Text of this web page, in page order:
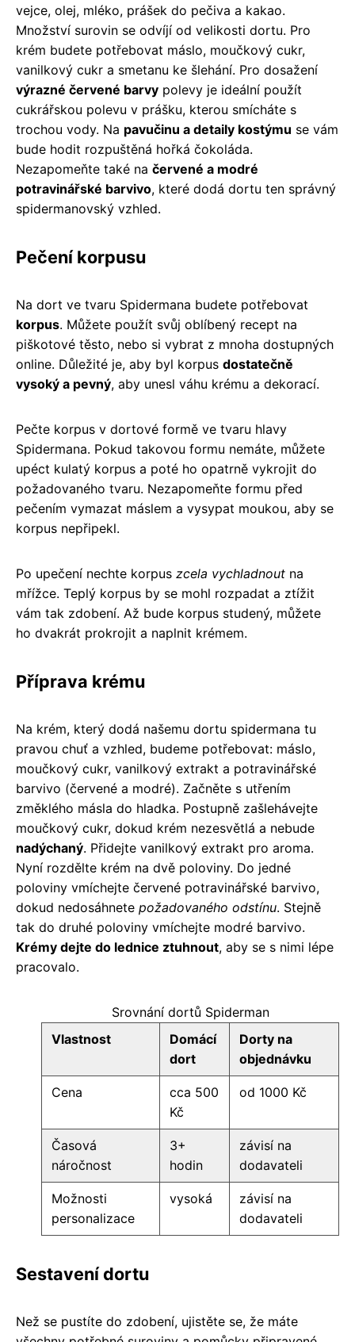
vejce, olej, mléko, prášek do pečiva a kakao.
Množství surovin se odvíjí od velikosti dortu. Pro
krém budete potřebovat máslo, moučkový cukr,
vanilkový cukr a smetanu ke šlehání. Pro dosažení
výrazné červené barvy polevy je ideální použít
cukrářskou polevu v prášku, kterou smícháte s
trochou vody. Na pavučinu a detaily kostýmu se vám
bude hodit rozpuštěná hořká čokoláda.
Nezapomeňte také na červené a modré
potravinářské barvivo, které dodá dortu ten správný
spidermanovský vzhled.
Pečení korpusu
Na dort ve tvaru Spidermana budete potřebovat
korpus. Můžete použít svůj oblíbený recept na
piškotové těsto, nebo si vybrat z mnoha dostupných
online. Důležité je, aby byl korpus dostatečně
vysoký a pevný, aby unesl váhu krému a dekorací.
Pečte korpus v dortové formě ve tvaru hlavy
Spidermana. Pokud takovou formu nemáte, můžete
upéct kulatý korpus a poté ho opatrně vykrojit do
požadovaného tvaru. Nezapomeňte formu před
pečením vymazat máslem a vysypat moukou, aby se
korpus nepřipekl.
Po upečení nechte korpus zcela vychladnout na
mřížce. Teplý korpus by se mohl rozpadat a ztížit
vám tak zdobení. Až bude korpus studený, můžete
ho dvakrát prokrojit a naplnit krémem.
Příprava krému
Na krém, který dodá našemu dortu spidermana tu
pravou chuť a vzhled, budeme potřebovat: máslo,
moučkový cukr, vanilkový extrakt a potravinářské
barvivo (červené a modré). Začněte s utřením
změklého másla do hladka. Postupně zašlehávejte
moučkový cukr, dokud krém nezesvětlá a nebude
nadýchaný. Přidejte vanilkový extrakt pro aroma.
Nyní rozdělte krém na dvě poloviny. Do jedné
poloviny vmíchejte červené potravinářské barvivo,
dokud nedosáhnete požadovaného odstínu. Stejně
tak do druhé poloviny vmíchejte modré barvivo.
Krémy dejte do lednice ztuhnout, aby se s nimi lépe
pracovalo.
Srovnání dortů Spiderman
Vlastnost
Domácí
dort
Dorty na
objednávku
Cena
cca 500
Kč
od 1000 Kč
Časová
náročnost
3+
hodin
závisí na
dodavateli
Možnosti
personalizace
vysoká
závisí na
dodavateli
Sestavení dortu
Než se pustíte do zdobení, ujistěte se, že máte